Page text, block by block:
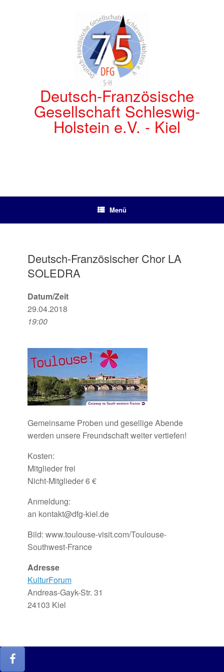
Deutsch-Französische
Gesellschaft Schleswig-
Holstein e.V. - Kiel
Menü
Deutsch-Französischer Chor LA
SOLEDRA
Datum/Zeit
29.04.2018
19:00
Gemeinsame Proben und gesellige Abende
werden unsere Freundschaft weiter vertiefen!
Kosten:
Mitglieder frei
Nicht-Mitglieder 6 €
Anmeldung:
an kontakt@dfg-kiel.de
Bild: www.toulouse-visit.com/Toulouse-
Southwest-France
Adresse
KulturForum
Andreas-Gayk-Str. 31
24103 Kiel